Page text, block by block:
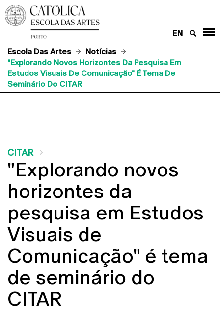
EN
Escola Das Artes
Notícias
"Explorando Novos Horizontes Da Pesquisa Em
Estudos Visuais De Comunicação" É Tema De
Seminário Do CITAR
CITAR
"Explorando novos
horizontes da
pesquisa em Estudos
Visuais de
Comunicação" é tema
de seminário do
CITAR